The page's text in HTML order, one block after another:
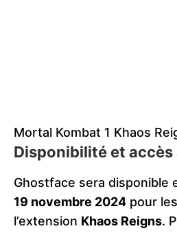
Mortal Kombat 1 Khaos
Disponibilité et
Ghostface sera disponible
19 novembre 2024 pour
l’extension Khaos Reigns.